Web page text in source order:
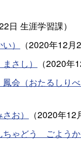
日 生涯学習課）
）
（2020年12月
さし）
（2020年
会（おたるしり
お）
（2020年12
ゃどう ごようか